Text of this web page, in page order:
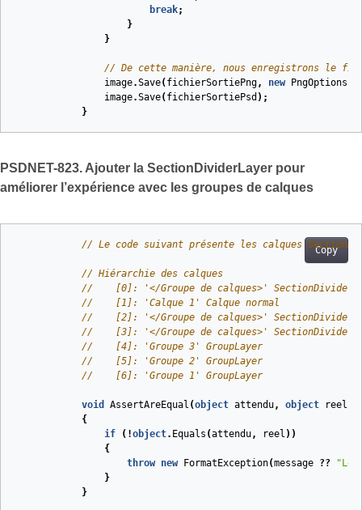
break;
}
}
// De cette manière, nous enregistrons le
image.Save( fichierSortiePng, new PngOptions
image.Save( fichierSortiePsd );
}
PSDNET-823. Ajouter la SectionDividerLayer pour
améliorer l’expérience avec les groupes de calques
Copy
// Le code suivant présente les calques
// Hiérarchie des calques
//    [0]: '</Groupe de calques>'
//    [1]: 'Calque 1' Calque normal
//    [2]: '</Groupe de calques>'
//    [3]: '</Groupe de calques>'
//    [4]: 'Groupe 3' GroupLayer
//    [5]: 'Groupe 2' GroupLayer
//    [6]: 'Groupe 1' GroupLayer
void AssertAreEqual (object attendu, object reel
{
if
(!object. Equals (attendu, reel ))
{
throw new FormatException(message ??
}
}